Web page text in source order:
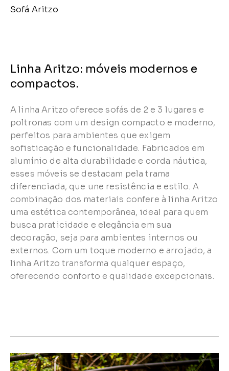
Sofá Aritzo
Linha Aritzo: móveis modernos e
compactos.
A linha Aritzo oferece sofás de 2 e 3 lugares e
poltronas com um design compacto e moderno,
perfeitos para ambientes que exigem
sofisticação e funcionalidade. Fabricados em
alumínio de alta durabilidade e corda náutica,
esses móveis se destacam pela trama
diferenciada, que une resistência e estilo. A
combinação dos materiais confere à linha Aritzo
uma estética contemporânea, ideal para quem
busca praticidade e elegância em sua
decoração, seja para ambientes internos ou
externos. Com um toque moderno e arrojado, a
linha Aritzo transforma qualquer espaço,
oferecendo conforto e qualidade excepcionais.